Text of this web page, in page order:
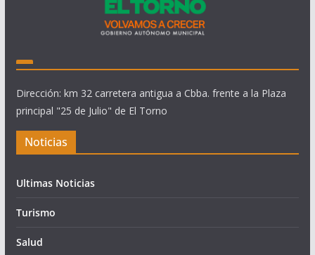
Dirección: km 32 carretera antigua a Cbba. frente a la Plaza
principal "25 de Julio" de El Torno
Noticias
Ultimas Noticias
Turismo
Salud